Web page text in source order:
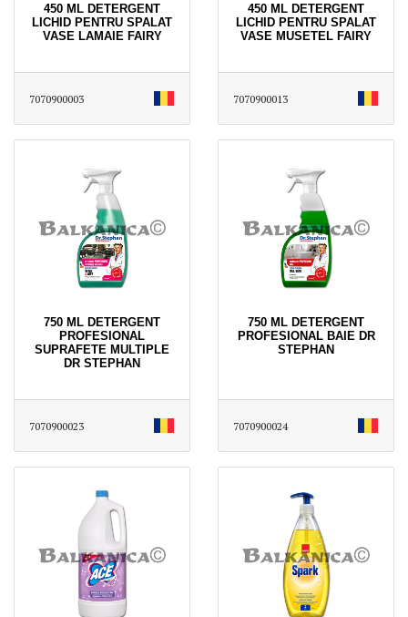
450 ML DETERGENT
LICHID PENTRU SPALAT
VASE LAMAIE FAIRY
7070900003
450 ML DETERGENT
LICHID PENTRU SPALAT
VASE MUSETEL FAIRY
7070900013
750 ML DETERGENT
PROFESIONAL
SUPRAFETE MULTIPLE
DR STEPHAN
7070900023
750 ML DETERGENT
PROFESIONAL BAIE DR
STEPHAN
7070900024